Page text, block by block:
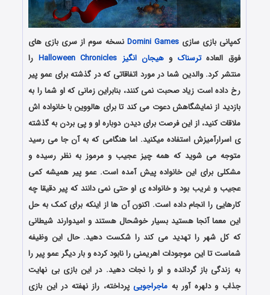
کمپانی بازی سازیDomini Games نسخه سوم از سری بازی های
فوق العادهترسناک و هیجان انگیز Halloween Chronicles را
منتشر کرد. والدین شما در مورد اتفاقاتی که در گذشته برای عمو پیر
رخ داده است زیاد صحبت نمی کنند، بنابراین زمانی که او شما را به
بازدید از نمایشگاهش دعوت می کند تا برای هالووین با خانواده اش
ملاقات کنید، از این فرصت برای دیدن دوباره او و پی بردن به گذشته
ی اسرارآمیزش استفاده میکنید. اما هنگامی که به آن جا می رسید
متوجه می شوید که همه چیز عجیب و مرموز به نظر رسیده و
مشکلی برای این خانواده پیش آمده است. عمو پیر همیشه کمی
عجیب و غریب بود و خانواده ی او حتی نمی دانند که پیر دقیقا چه
کارهایی را انجام داده است. اکنون آن ها از اینکه برای کمک به حل
این معما آنجا هستید بسیار خوشحال هستند و امیدوارند شیطانی
که کل شهر را تهدید می کند را شکست دهید. حال این وظیفه
شماست تا این موجودات اهریمنی را نابود کرده و بار دیگر عمو پیر را
به زندگی باز گردانده و او را نجات دهید. در این بازی بی نهایت
جذاب و دلهره آور به ماجراجوییپرداخته، راز نهفته در این بازی